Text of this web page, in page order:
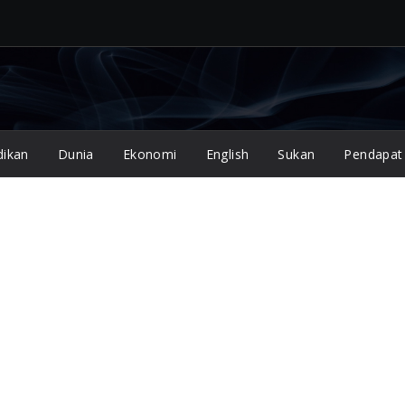
Dunia Ekonomi English Sukan Pendapat